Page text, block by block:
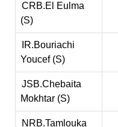
CRB.El Eulma
(S)
IR.Bouriachi
Youcef (S)
JSB.Chebaita
Mokhtar (S)
NRB.Tamlouka